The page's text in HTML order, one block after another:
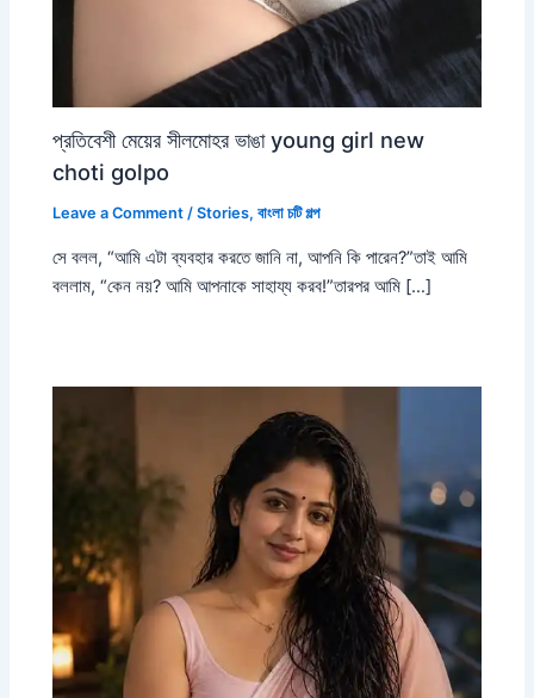
প্রতিবেশী মেয়ের সীলমোহর ভাঙা young girl new
choti golpo
Leave a Comment /Stories,বাংলা চটি গল্প
সে বলল, “আমি এটা ব্যবহার করতে জানি না, আপনি কি পারেন?”তাই আমি
বললাম, “কেন নয়? আমি আপনাকে সাহায্য করব!”তারপর আমি […]